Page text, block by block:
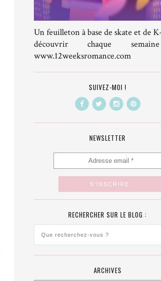
Un feuilleton à base de skate et de
découvrir chaque
www.12weeksromance.com
SUIVEZ-MOI !
NEWSLETTER
RECHERCHER SUR LE BLOG :
ARCHIVES